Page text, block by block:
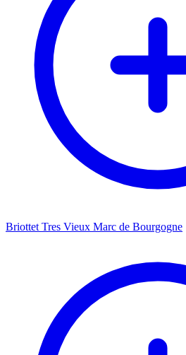
Briottet Tres Vieux Marc de Bourgogne